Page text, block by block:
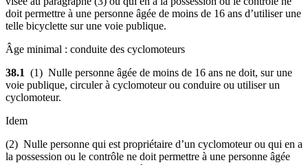
doit permettre à une personne âgée de moins de 16 ans d’utiliser une
telle bicyclette sur une voie publique.
Âge minimal : conduite des cyclomoteurs
38.1 (1) Nulle personne âgée de moins de 16 ans ne doit, sur une
voie publique, circuler à cyclomoteur ou conduire ou utiliser un
cyclomoteur.
Idem
(2) Nulle personne qui est propriétaire d’un cyclomoteur ou qui en a
la possession ou le contrôle ne doit permettre à une personne âgée